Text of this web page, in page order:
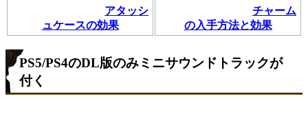
アタッシ
ュケースの効果
チャーム
の入手方法と効果
PS5/PS4のDL版のみミニサウンドトラックが
付く